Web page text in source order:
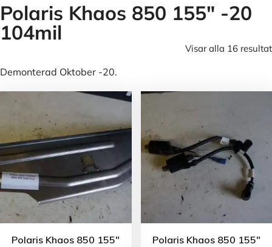
Polaris Khaos 850 155" -20
104mil
Visar alla 16 resultat
Demonterad Oktober -20.
Polaris Khaos 850 155″
Polaris Khaos 850 155″